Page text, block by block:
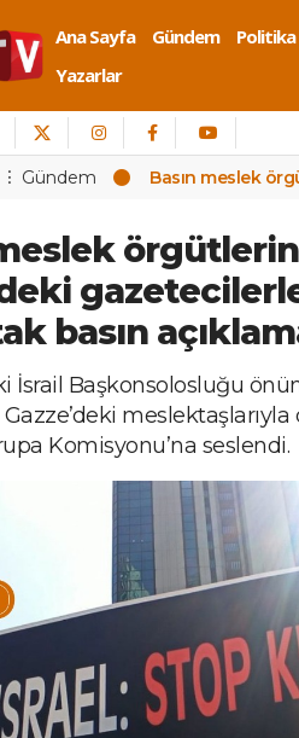
Ana Sayfa Gündem Politika
Yazarlar
Gündem Basın meslek
basın
İsrail Başkonsolosluğu
meslektaşlarıyla
Komisyonu’na seslendi.